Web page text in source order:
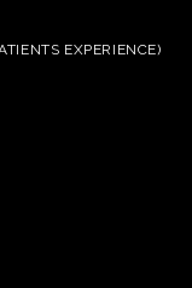
EXPERIENCE)